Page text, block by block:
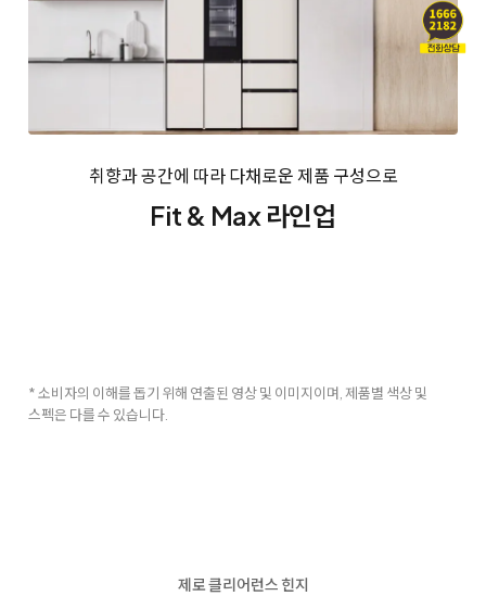
취향과 공간에 따라 다채로운 제품 구성으로
Fit & Max 라인업
* 소비자의 이해를 돕기 위해 연출된 영상 및 이미지이며, 제품별 색상 및
스펙은 다를 수 있습니다.
제로 클리어런스 힌지